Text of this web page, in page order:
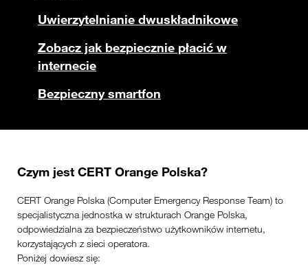
Uwierzytelnianie dwuskładnikowe
Zobacz jak bezpiecznie płacić w
internecie
Bezpieczny smartfon
Czym jest CERT Orange Polska?
CERT Orange Polska (Computer Emergency Response Team) to
specjalistyczna jednostka w strukturach Orange Polska,
odpowiedzialna za bezpieczeństwo użytkowników internetu,
korzystających z sieci operatora.
Poniżej dowiesz się: